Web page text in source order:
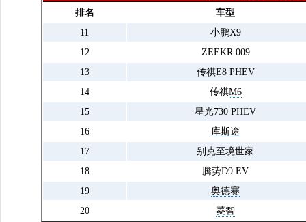
排名
车型
11
小鹏X9
12
ZEEKR 009
13
传祺E8 PHEV
14
传祺M6
15
星光730 PHEV
16
库斯途
17
别克至境世家
18
腾势D9 EV
19
奥德赛
20
菱智